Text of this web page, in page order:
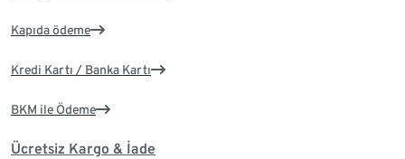
Kapıda ödeme
Kredi Kartı / Banka Kartı
BKM ile Ödeme
Ücretsiz Kargo & İade